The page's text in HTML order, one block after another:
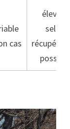
cas
élevé +
selon
possible